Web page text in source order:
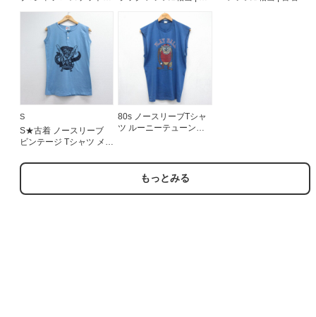
相当 | 古着
S
S★古着 ノースリーブ
ビンテージ Tシャツ メン
ーズ ヘンリーネック
80s ノースリーブTシャ
ツ ルーニーテューンズ
もっとみる